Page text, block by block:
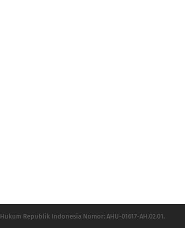
Republik Indonesia Nomor: AHU-01617-AH.02.01.